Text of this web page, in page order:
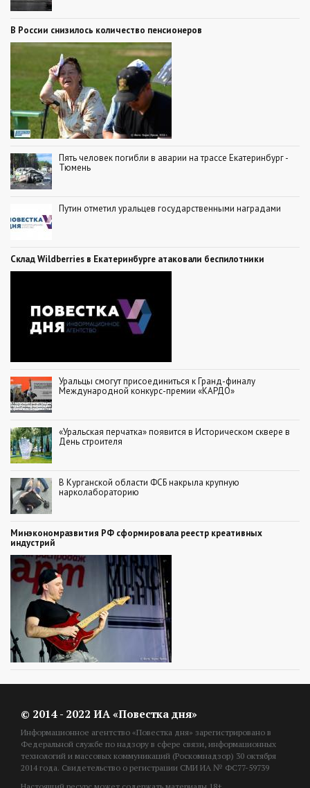
В России снизилось количество пенсионеров
Пять человек погибли в аварии на трассе Екатеринбург -
Тюмень
Путин отметил уральцев государственными наградами
Склад Wildberries в Екатеринбурге атаковали беспилотники
Уральцы смогут присоединиться к Гранд-финалу
Международной конкурс-премии «КАРДО»
«Уральская перчатка» появится в Историческом сквере в
День строителя
В Курганской области ФСБ накрыла крупную
нарколабораторию
Минэкономразвития РФ сформировала реестр креативных
индустрий
© 2014 - 2022 ИА «Повестка дня»
Информационное агентство «Повестка дня» зарегистрировано в
Федеральной службе по надзору в сфере связи, информационных
технологий и массовых коммуникаций (Роскомнадзор) 30 октября
2014 года. Свидетельство о регистрации СМИ ИА № ФС77-59739